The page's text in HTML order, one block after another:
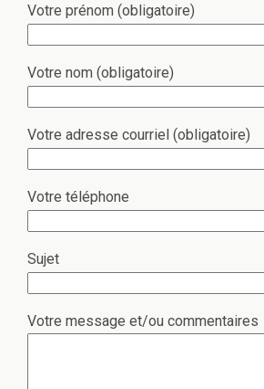
Votre prénom (obligatoire)
Votre nom (obligatoire)
Votre adresse courriel (obligatoire)
Votre téléphone
Sujet
Votre message et/ou commentaires